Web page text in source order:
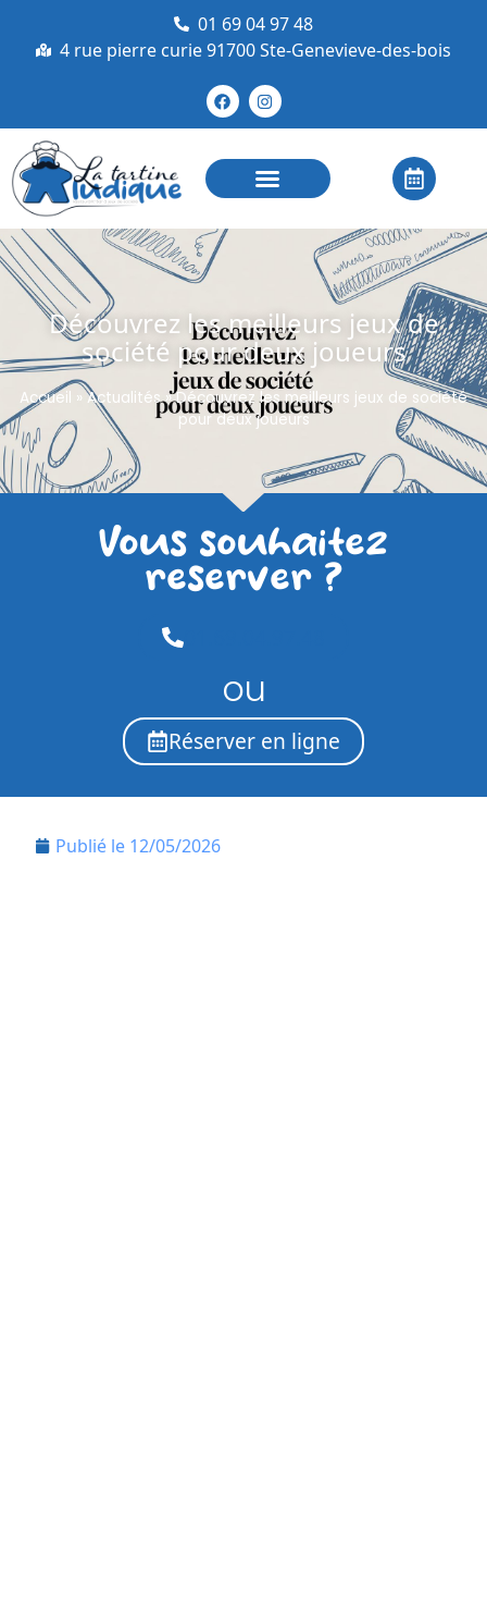
01 69 04 97 48
4 rue pierre curie 91700 Ste-Genevieve-des-bois
Découvrez les meilleurs jeux de
société pour deux joueurs
Accueil »Actualités»Découvrez les meilleurs jeux de société
pour deux joueurs
Vous souhaitez
reserver ?
01.69.04.97.48
ou
Réserver en ligne
Publié le 12/05/2026